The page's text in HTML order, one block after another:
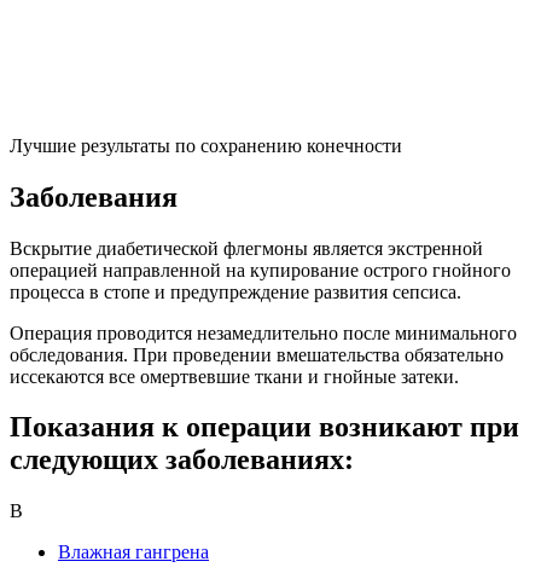
Лучшие результаты по сохранению конечности
Заболевания
Вскрытие диабетической флегмоны является экстренной
операцией направленной на купирование острого гнойного
процесса в стопе и предупреждение развития сепсиса.
Операция проводится незамедлительно после минимального
обследования. При проведении вмешательства обязательно
иссекаются все омертвевшие ткани и гнойные затеки.
Показания к операции возникают при
следующих заболеваниях:
В
Влажная гангрена